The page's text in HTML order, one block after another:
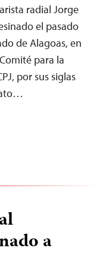
radial Jorge
el pasado
de Alagoas, en
para la
por sus siglas
a